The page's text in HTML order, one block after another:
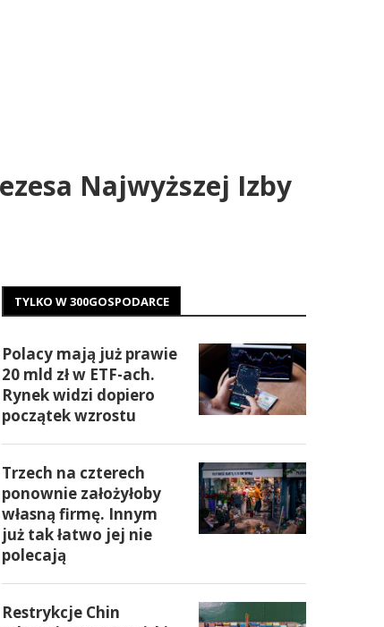
Najwyższej Izby
TYLKO W 300GOSPODARCE
Polacy mają już prawie
20 mld zł w ETF-ach.
Rynek widzi dopiero
początek wzrostu
Trzech na czterech
ponownie założyłoby
własną firmę. Innym
już tak łatwo jej nie
polecają
Restrykcje Chin